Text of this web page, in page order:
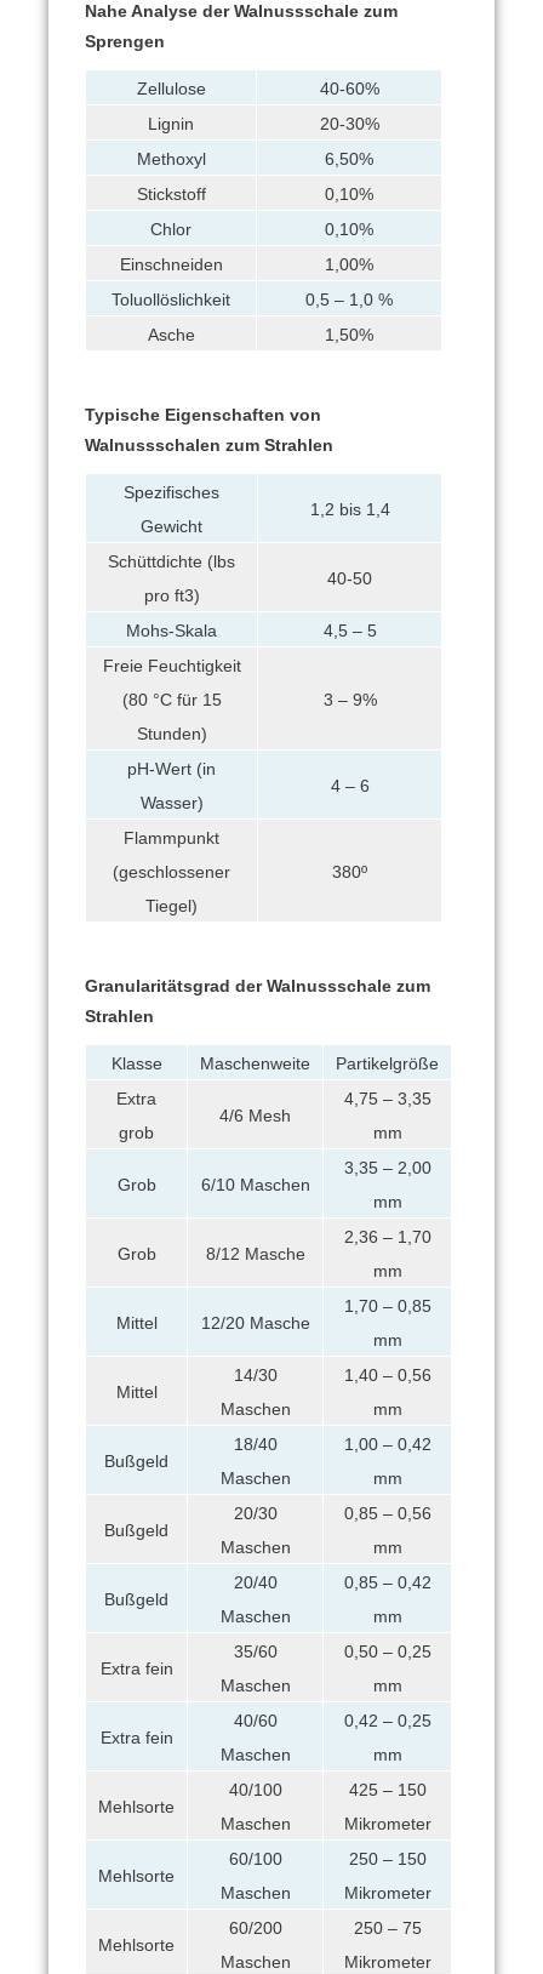
Nahe Analyse der Walnussschale zum
Sprengen
Zellulose
40-60%
Lignin
20-30%
Methoxyl
6,50%
Stickstoff
0,10%
Chlor
0,10%
Einschneiden
1,00%
Toluollöslichkeit
0,5 – 1,0 %
Asche
1,50%
Typische Eigenschaften von
Walnussschalen zum Strahlen
Spezifisches
Gewicht
1,2 bis 1,4
Schüttdichte (lbs
pro ft3)
40-50
Mohs-Skala
4,5 – 5
Freie Feuchtigkeit
(80 °C für 15
Stunden)
3 – 9%
pH-Wert (in
Wasser)
4 – 6
Flammpunkt
(geschlossener
Tiegel)
380º
Granularitätsgrad der Walnussschale zum
Strahlen
Klasse Maschenweite
Partikelgröße
Extra
grob
4/6 Mesh
4,75 – 3,35
mm
Grob 6/10 Maschen
3,35 – 2,00
mm
Grob 8/12 Masche
2,36 – 1,70
mm
Mittel 12/20 Masche
1,70 – 0,85
mm
Mittel
14/30
Maschen
1,40 – 0,56
mm
Bußgeld
18/40
Maschen
1,00 – 0,42
mm
Bußgeld
20/30
Maschen
0,85 – 0,56
mm
Bußgeld
20/40
Maschen
0,85 – 0,42
mm
Extra fein
35/60
Maschen
0,50 – 0,25
mm
Extra fein
40/60
Maschen
0,42 – 0,25
mm
Mehlsorte
40/100
Maschen
425 – 150
Mikrometer
Mehlsorte
60/100
Maschen
250 – 150
Mikrometer
Mehlsorte
60/200
Maschen
250 – 75
Mikrometer